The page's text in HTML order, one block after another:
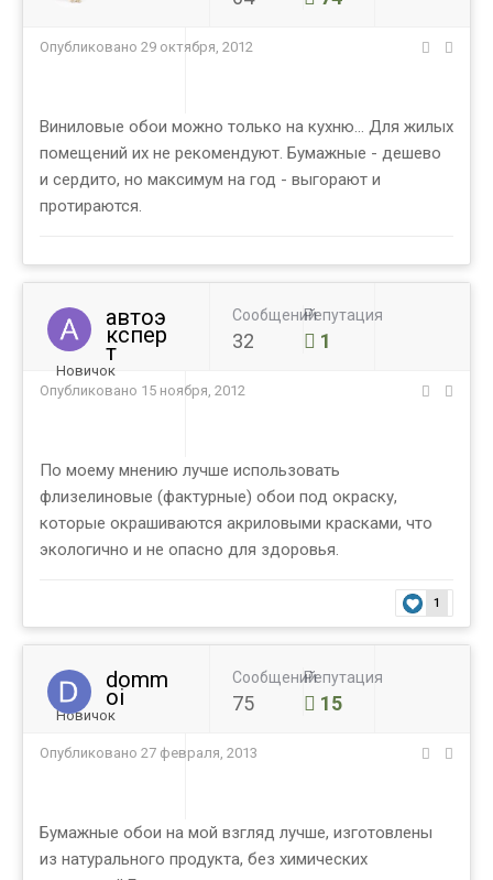
Опубликовано 29 октября, 2012
Виниловые обои можно только на кухню... Для жилых
помещений их не рекомендуют. Бумажные - дешево
и сердито, но максимум на год - выгорают и
протираются.
автоэ
кспер
т
Новичок
Сообщений
32
Репутация
1
Опубликовано 15 ноября, 2012
По моему мнению лучше использовать
флизелиновые (фактурные) обои под окраску,
которые окрашиваются акриловыми красками, что
экологично и не опасно для здоровья.
1
domm
oi
Новичок
Сообщений
75
Репутация
15
Опубликовано 27 февраля, 2013
Бумажные обои на мой взгляд лучше, изготовлены
из натурального продукта, без химических